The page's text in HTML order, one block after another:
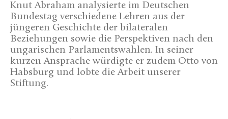
Knut Abraham analysierte im Deutschen
Bundestag verschiedene Lehren aus der
jüngeren Geschichte der bilateralen
Beziehungen sowie die Perspektiven nach den
ungarischen Parlamentswahlen. In seiner
kurzen Ansprache würdigte er zudem Otto von
Habsburg und lobte die Arbeit unserer
Stiftung.